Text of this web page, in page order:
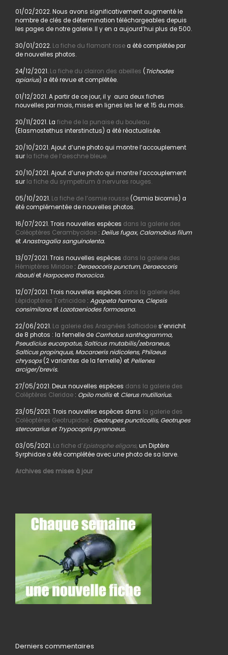
01/02/2022. Nous avons significativement augmenté le
nombre de clés de détermination téléchargeables depuis
les pages de notre galerie. Il y en a aujourd’hui plus de 500.
30/01/2022. La fiche du flamant rosea été complétée par
de nouvelles photos.
24/12/2021. La fiche du clairon des abeilles ( Trichodes
apiarius) a été revue et complétée.
01/12/2021. A partir de ce jour, il y aura deux fiches
nouvelles par mois, mises en lignes les 1er et 15 du mois.
20/11/2021. La fiche de la punaise du bouleau
(Elasmostethus interstinctus) a été réactualisée.
20/10/2021. Ajout d’une photo qui montre l’accouplement
sur la fiche de l’aeschne bleue.
20/10/2021. Ajout d’une photo qui montre l’accouplement
sur la fiche du sympetrum à nervures rouges.
05/10/2021. La fiche de l’osmie rousse(Osmia bicornis) a
été complémentée de nouvelles photos.
16/07/2021. Trois nouvelles espèces dans la galerie des
Coléoptères Cerambycidae: Deilus fugax, Calamobius filum
etAnastragalia sanguinolenta.
13/07/2021. Trois nouvelles espèces dans la galerie des
Hémiptères Miridae: Deraeocoris punctum, Deraeocoris
ribautiet Harpocera thoracica.
12/07/2021. Trois nouvelles espèces dans la galerie des
Lépidoptères Tortricidae: Agapeta hamana, Clepsis
consimilanaet Lozotaeniodes formosana.
22/06/2021. La galerie des Araignées Salticidaes’enrichit
de 8 photos : la femelle de Carrhotus xanthogramma,
Pseudicius eucarpatus, Salticus mutabilis/zebraneus,
Salticus propinquus, Macaroeris nidicolens, Philaeus
chrysops(2 variantes de la femelle) et Pellenes
arciger/brevis.
27/05/2021. Deux nouvelles espèces dans la galerie des
Coléptères Cleridae: Opilo molliset Clerus mutillarius.
23/05/2021. Trois nouvelles espèces dans la galerie des
Coléoptères Geotrupidae: Geotrupes puncticollis, Geotrupes
stercorarius et Trypocopris pyrenaeus.
03/05/2021. La fiche d’Epistrophe eligans,un Diptère
Syrphidae a été complétée avec une photo de sa larve.
Archives des mises à jour
Derniers commentaires